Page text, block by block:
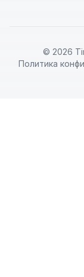
© 2026
Политика